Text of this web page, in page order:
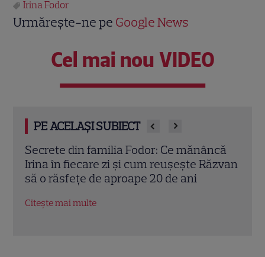
Irina Fodor
Urmărește-ne pe Google News
Cel mai nou VIDEO
PE ACELAȘI SUBIECT
Secrete din familia Fodor: Ce mănâncă
Irina în fiecare zi și cum reușește Răzvan
să o răsfețe de aproape 20 de ani
Citește mai multe